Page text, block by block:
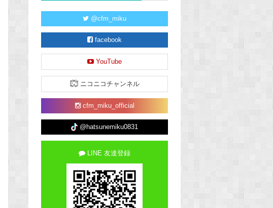
@cfm_miku
facebook
YouTube
ニコニコチャンネル
cfm_miku_official
@hatsunemiku0831
LINE 友達登録